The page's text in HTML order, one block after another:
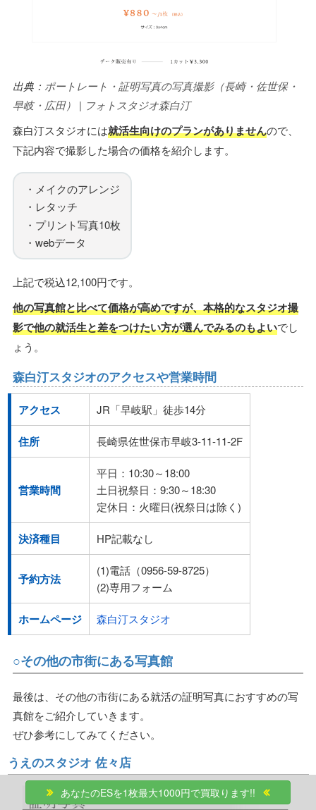
出典： ポートレート・証明写真の写真撮影（長崎・佐世保・
早岐・広田） | フォトスタジオ森白汀
森白汀スタジオには就活生向けのプランがありませんので、
下記内容で撮影した場合の価格を紹介します。
・メイクのアレンジ
・レタッチ
・プリント写真10枚
・webデータ
上記で税込12,100円です。
他の写真館と比べて価格が高めですが、本格的なスタジオ撮
影で他の就活生と差をつけたい方が選んでみるのもよいでし
ょう。
森白汀スタジオのアクセスや営業時間
アクセス JR「早岐駅」徒歩14分
住所 長崎県佐世保市早岐3-11-11-2F
営業時間
平日：10:30～18:00
土日祝祭日：9:30～18:30
定休日：火曜日(祝祭日は除く)
決済種目 HP記載なし
予約方法
(1)電話（0956-59-8725）
(2)専用フォーム
ホームページ 森白汀スタジオ
○その他の市街にある写真館
最後は、その他の市街にある就活の証明写真におすすめの写
真館をご紹介していきます。
ぜひ参考にしてみてください。
うえのスタジオ 佐々店
あなたのESを1枚最大1000円で買取ります!!